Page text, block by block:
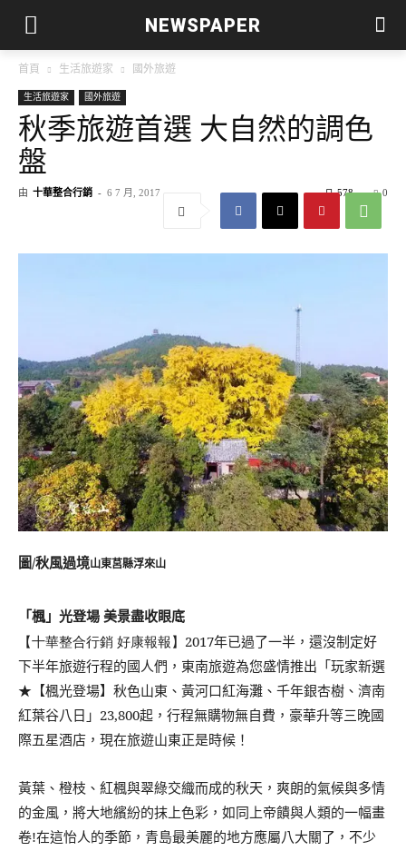
NEWSPAPER
首頁 生活旅遊家 國外旅遊
生活旅遊家 國外旅遊
秋季旅遊首選 大自然的調色
盤
由 十華整合行銷 - 6 7 月, 2017 0
578
圖/秋風過境山東莒縣浮來山
「楓」光登場 美景盡收眼底
【十華整合行銷 好康報報】2017年已過了一半，還沒制定好
下半年旅遊行程的國人們，東南旅遊為您盛情推出「玩家新選
★【楓光登場】秋色山東、黃河口紅海灘、千年銀杏樹、濟南
紅葉谷八日」 23,800起 ，行程無購物無自費，豪華升等三晚國
際五星酒店，現在旅遊山東正是時候！
黃葉、橙枝、紅楓與翠綠交織而成的秋天，爽朗的氣候與多情
的金風，將大地繽紛的抹上色彩，如同上帝饋與人類的一幅畫
卷!在這怡人的季節， 青島最美麗的地方應屬八大關了，不少